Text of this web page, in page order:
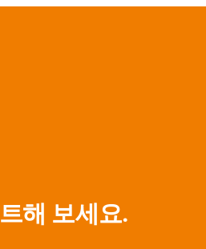
해 보세요.